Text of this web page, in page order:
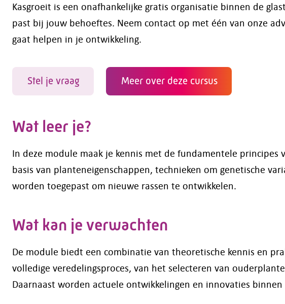
Kasgroeit is een onafhankelijke gratis organisatie binnen de
past bij jouw behoeftes. Neem contact op met één van onze
gaat helpen in je ontwikkeling.
Stel je vraag Meer over deze cursus
Wat leer je?
In deze module maak je kennis met de fundamentele principes
basis van planteneigenschappen, technieken om genetische
worden toegepast om nieuwe rassen te ontwikkelen.
Wat kan je verwachten
De module biedt een combinatie van theoretische kennis en
volledige veredelingsproces, van het selecteren van
Daarnaast worden actuele ontwikkelingen en innovaties